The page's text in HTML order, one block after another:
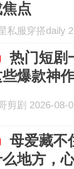
点
私服穿搭daily
热门短剧
爆款神
剪剧 2026-08-
母爱藏不
地方，